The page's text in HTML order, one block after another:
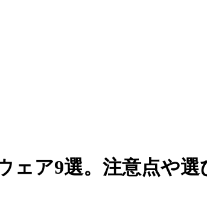
ェア9選。注意点や選